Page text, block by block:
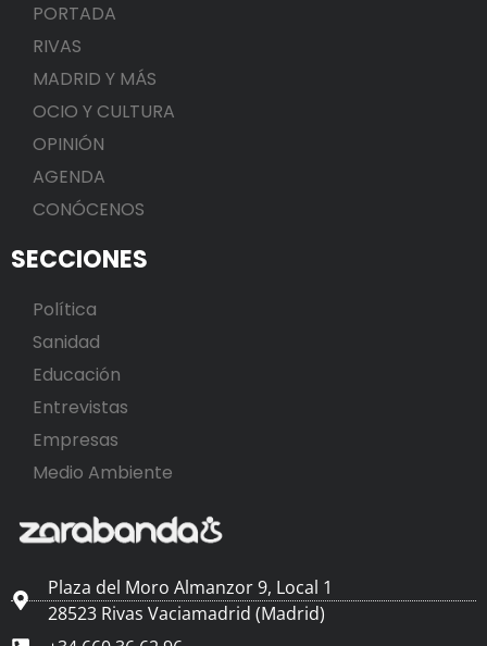
PORTADA
RIVAS
MADRID Y MÁS
OCIO Y CULTURA
OPINIÓN
AGENDA
CONÓCENOS
SECCIONES
Política
Sanidad
Educación
Entrevistas
Empresas
Medio Ambiente
Plaza del Moro Almanzor 9, Local 1
28523 Rivas Vaciamadrid (Madrid)